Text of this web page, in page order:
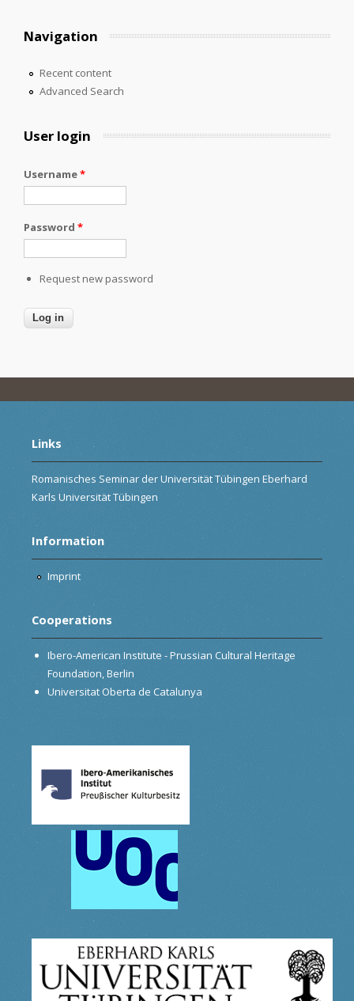
Navigation
Recent content
Advanced Search
User login
Username*
Password *
Request new password
Links
Romanisches Seminar der Universität Tübingen Eberhard
Karls Universität Tübingen
Information
Imprint
Cooperations
Ibero-American Institute - Prussian Cultural Heritage
Foundation, Berlin
Universitat Oberta de Catalunya